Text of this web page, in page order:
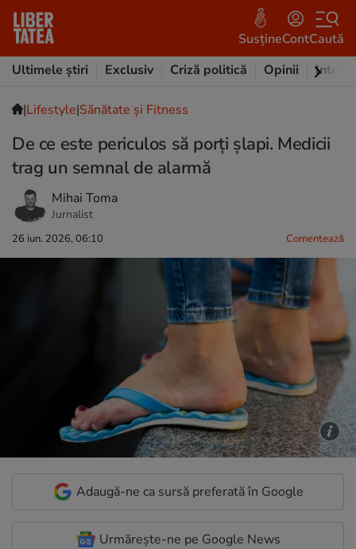
SusțineContCaută
Ultimele știri
Exclusiv Criză politică Opinii
|Lifestyle|Sănătate și Fitness
De ce este periculos să porți șlapi. Medicii
trag un semnal de alarmă
Mihai Toma
Jurnalist
26 iun. 2026, 06:10 Comentează
Adaugă-ne ca sursă preferată în Google
Urmărește-ne pe Google News